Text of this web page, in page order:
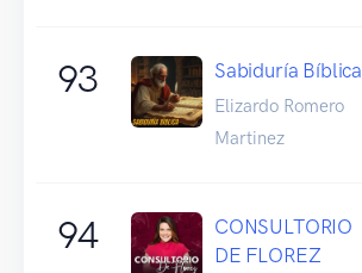
93 Sabiduría Bíblica
Elizardo Romero
Martinez
94
CONSULTORIO
DE FLOREZ